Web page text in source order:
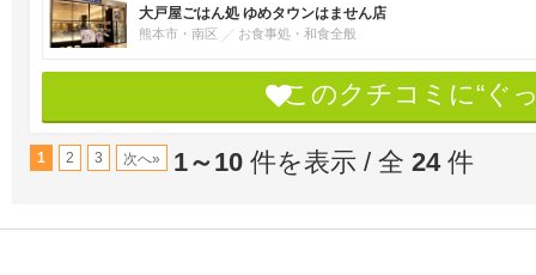
大戸屋ごはん処 ゆめタウンはません店
熊本市・南区 お食事処・和食全般
このクチコミに“ぐ
1 2 3 次へ» 1～10 件を表示 / 全 24件